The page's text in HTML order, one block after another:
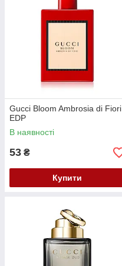
Gucci Bloom Ambrosia di Fiori
EDP
В наявності
53 ₴
Купити